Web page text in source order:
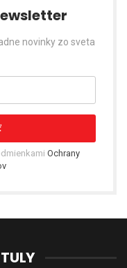
novinky zo sveta
Ochrany